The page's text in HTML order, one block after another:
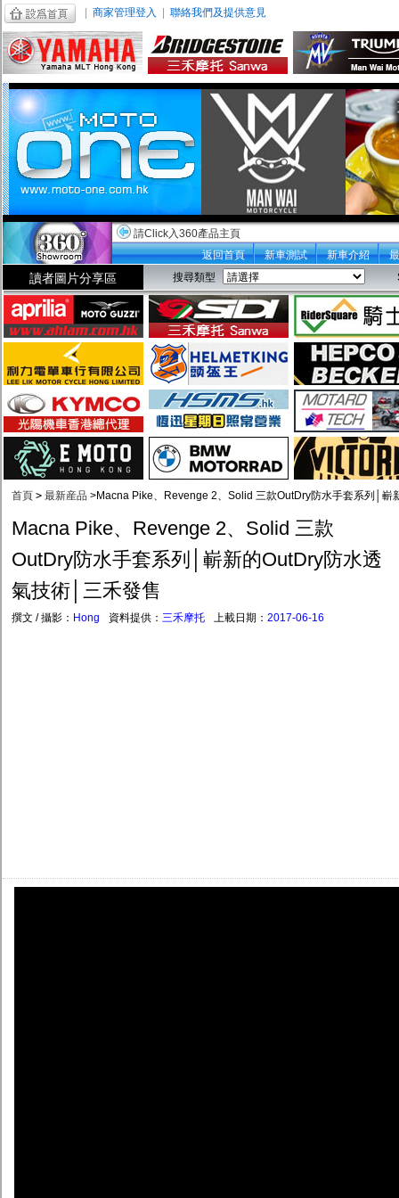
商家管理登入 聯絡我們及提供意見
請Click入360產品主頁
返回首頁
新車測試 新車介紹
讀者圖片分享區 搜尋類型
首頁 > 最新産品 >Macna Pike、Revenge 2、Solid 三款OutDry防水手套系列│嶄
Macna Pike、Revenge 2、Solid 三款
OutDry防水手套系列│嶄新的OutDry防水透
氣技術│三禾發售
撰文 / 攝影： Hong 資料提供： 三禾摩托 上載日期： 2017-06-16